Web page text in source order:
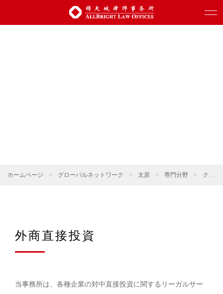
ホームページ > グローバルネットワーク > 太原 > 専門分野 > クロスボーダー投資
外商直接投資
当事務所は、各種企業の対中直接投資に関するリーガルサー